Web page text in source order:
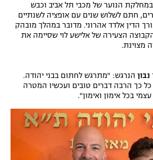
שגדל במחלקת הנוער של מכבי תל אביב וכבש
חתם לשלוש שנים עם אופציה לשנתיים
הדין אלדד אהרוני. מדובר במהלך מובהק
הצעירה של אלישע לוי שסיימה את
מצוינת.
נבון הנרגש: "מתרגש לחתום בבני יהודה.
כך הרבה דברים טובים ועכשיו המטרה
בכל אימון ואימון".